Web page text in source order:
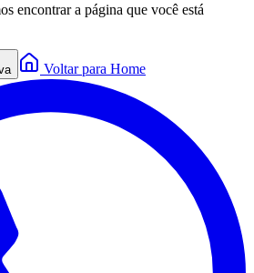
encontrar a página que você está
Voltar para Home